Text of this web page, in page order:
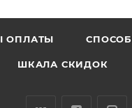
ОПЛАТЫ
ШКАЛА СКИДОК